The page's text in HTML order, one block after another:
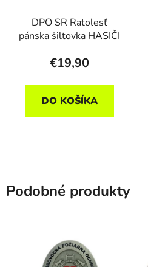
DPO SR Ratolesť
pánska šiltovka HASIČI
€19,90
DO KOŠÍKA
Podobné produkty